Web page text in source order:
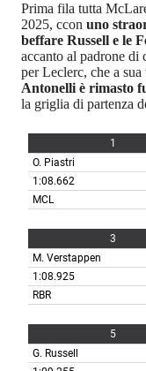
Prima fila tutta
2025, ccon uno
beffare Russell e le
accanto al padrone di
per Leclerc, che a
Antonelli è rimasto
la griglia di partenza